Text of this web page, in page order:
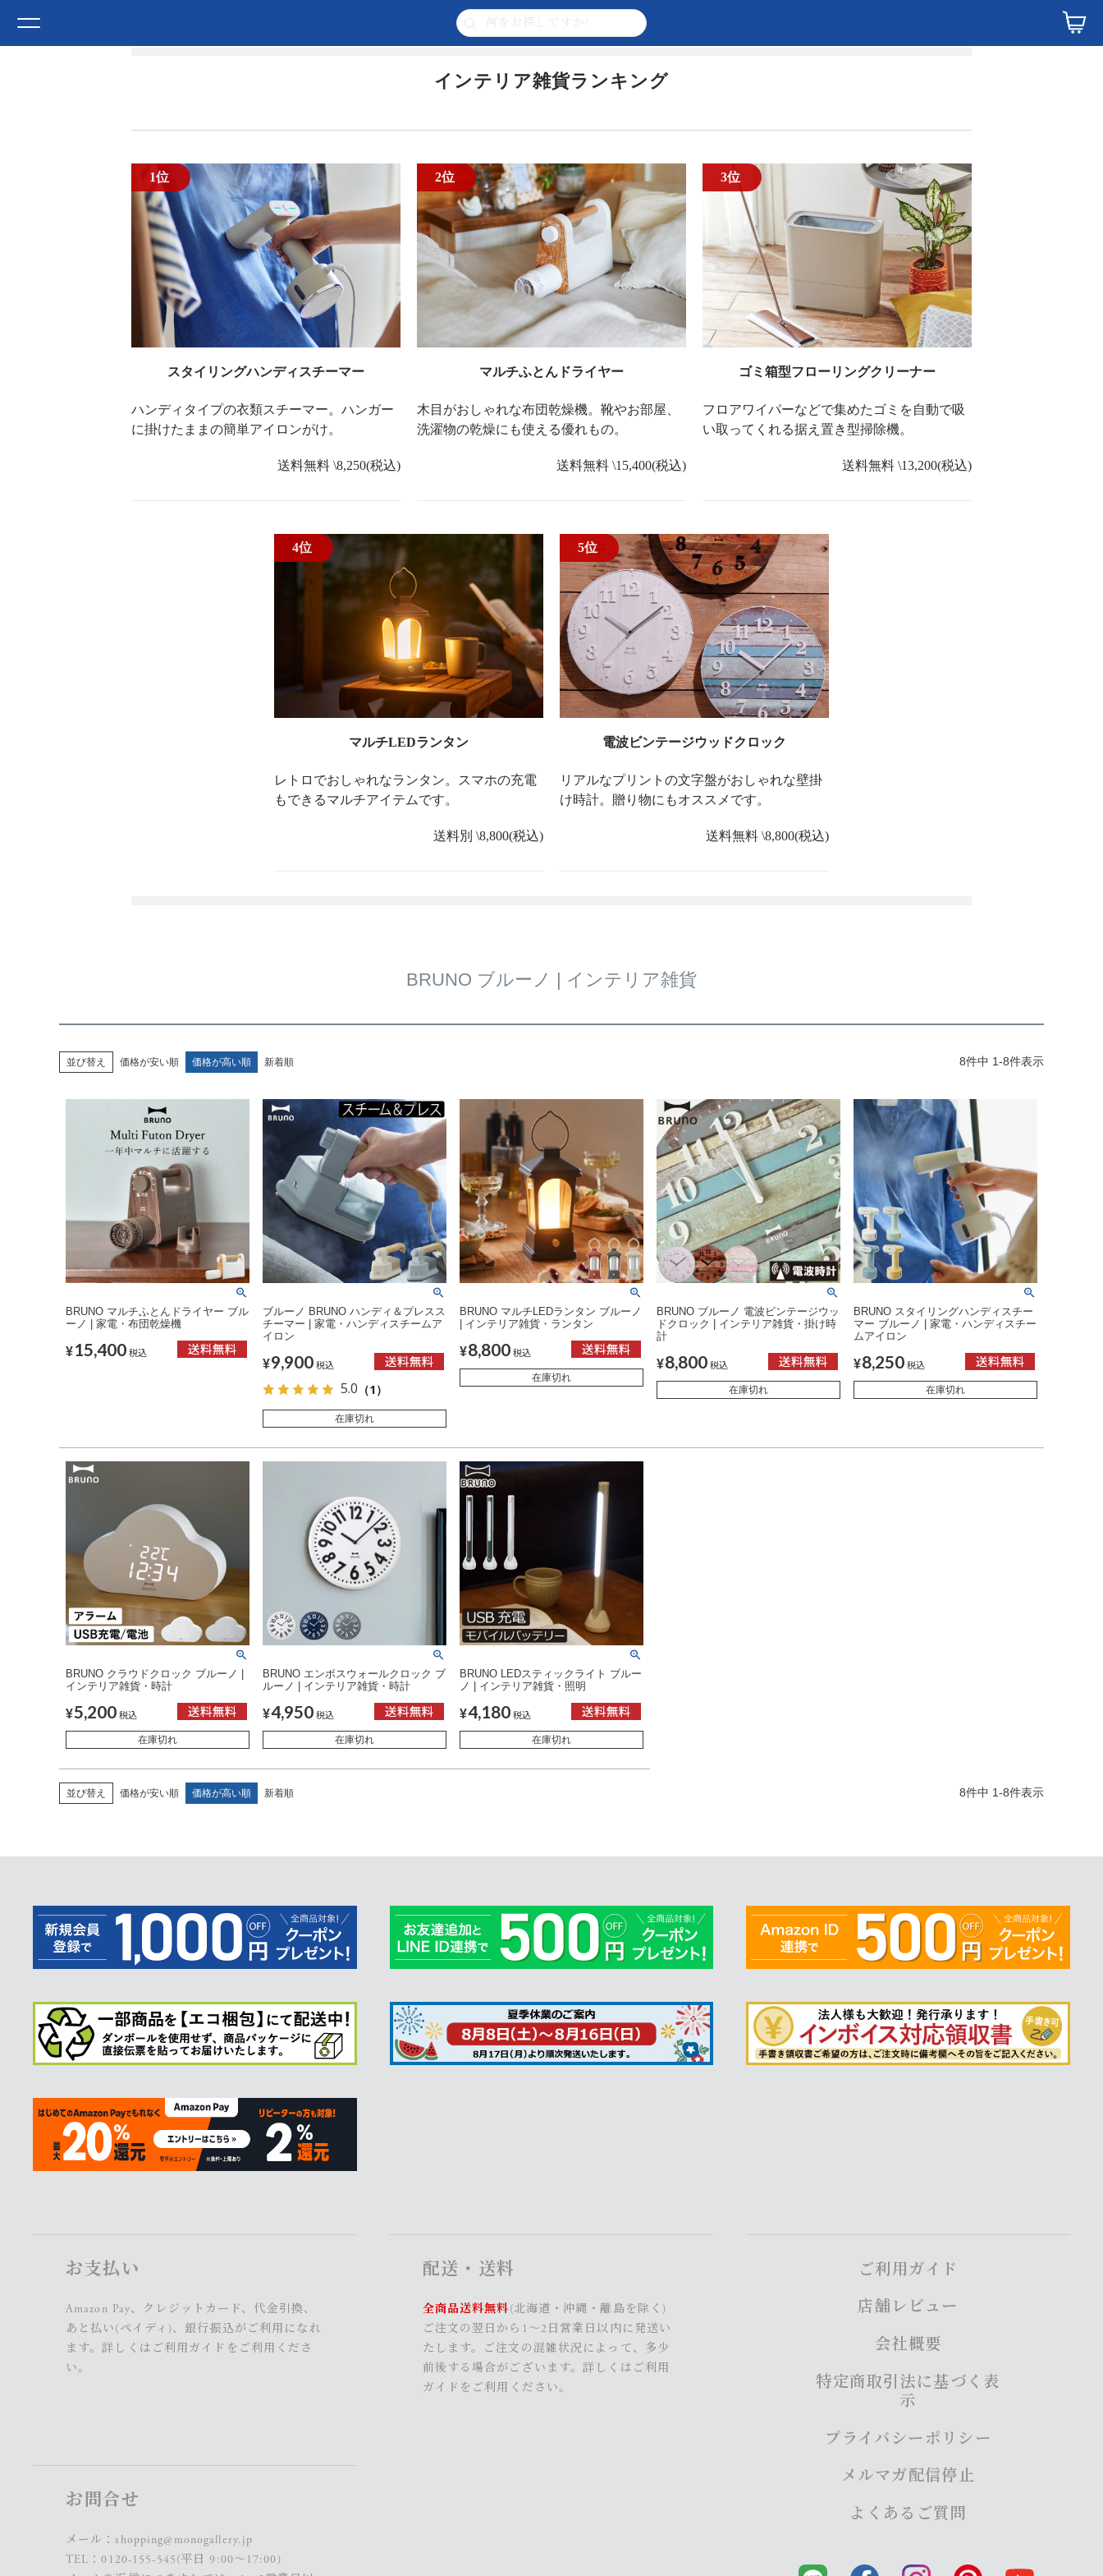
インテリア雑貨ランキング
スタイリングハンディスチーマー
ハンディタイプの衣類スチーマー。ハンガー
に掛けたままの簡単アイロンがけ。
送料無料 \8,250(税込)
マルチふとんドライヤー
木目がおしゃれな布団乾燥機。靴やお部屋、
洗濯物の乾燥にも使える優れもの。
送料無料 \15,400(税込)
ゴミ箱型フローリングクリーナー
フロアワイパーなどで集めたゴミを自動で吸
い取ってくれる据え置き型掃除機。
送料無料 \13,200(税込)
マルチLEDランタン
レトロでおしゃれなランタン。スマホの充電
もできるマルチアイテムです。
送料別 \8,800(税込)
電波ビンテージウッドクロック
リアルなプリントの文字盤がおしゃれな壁掛
け時計。贈り物にもオススメです。
送料無料 \8,800(税込)
BRUNO ブルーノ | インテリア雑貨
並び替え 価格が安い順 価格が高い順 新着順 8件中 1-8件表示
BRUNO マルチふとんドライヤー ブル
ーノ | 家電・布団乾燥機
¥15,400税込
ブルーノ BRUNO ハンディ＆プレスス
チーマー | 家電・ハンディスチームア
イロン
¥9,900税込
5.0 （1）
在庫切れ
BRUNO マルチLEDランタン ブルーノ
| インテリア雑貨・ランタン
¥8,800税込
在庫切れ
BRUNO ブルーノ 電波ビンテージウッ
ドクロック | インテリア雑貨・掛け時
計
¥8,800税込
在庫切れ
BRUNO スタイリングハンディスチー
マー ブルーノ | 家電・ハンディスチー
ムアイロン
¥8,250税込
在庫切れ
BRUNO クラウドクロック ブルーノ |
インテリア雑貨・時計
¥5,200税込
在庫切れ
BRUNO エンボスウォールクロック ブ
ルーノ | インテリア雑貨・時計
¥4,950税込
在庫切れ
BRUNO LEDスティックライト ブルー
ノ | インテリア雑貨・照明
¥4,180税込
在庫切れ
並び替え 価格が安い順 価格が高い順 新着順 8件中 1-8件表示
お支払い
Amazon Pay、クレジットカード、代金引換、
あと払い(ペイディ)、銀行振込がご利用になれ
ます。詳しくは ご利用ガイド をご利用くださ
い。
配送・送料
全商品送料無料(北海道・沖縄・離島を除く)
ご注文の翌日から1～2日営業日以内に発送い
たします。ご注文の混雑状況によって、多少
前後する場合がございます。詳しくは ご利用
ガイド をご利用ください。
お問合せ
メール：shopping@monogallery.jp
TEL：0120-155-545(平日 9:00〜17:00)
ご利用ガイド
店舗レビュー
会社概要
特定商取引法に基づく表
示
プライバシーポリシー
メルマガ配信停止
よくあるご質問